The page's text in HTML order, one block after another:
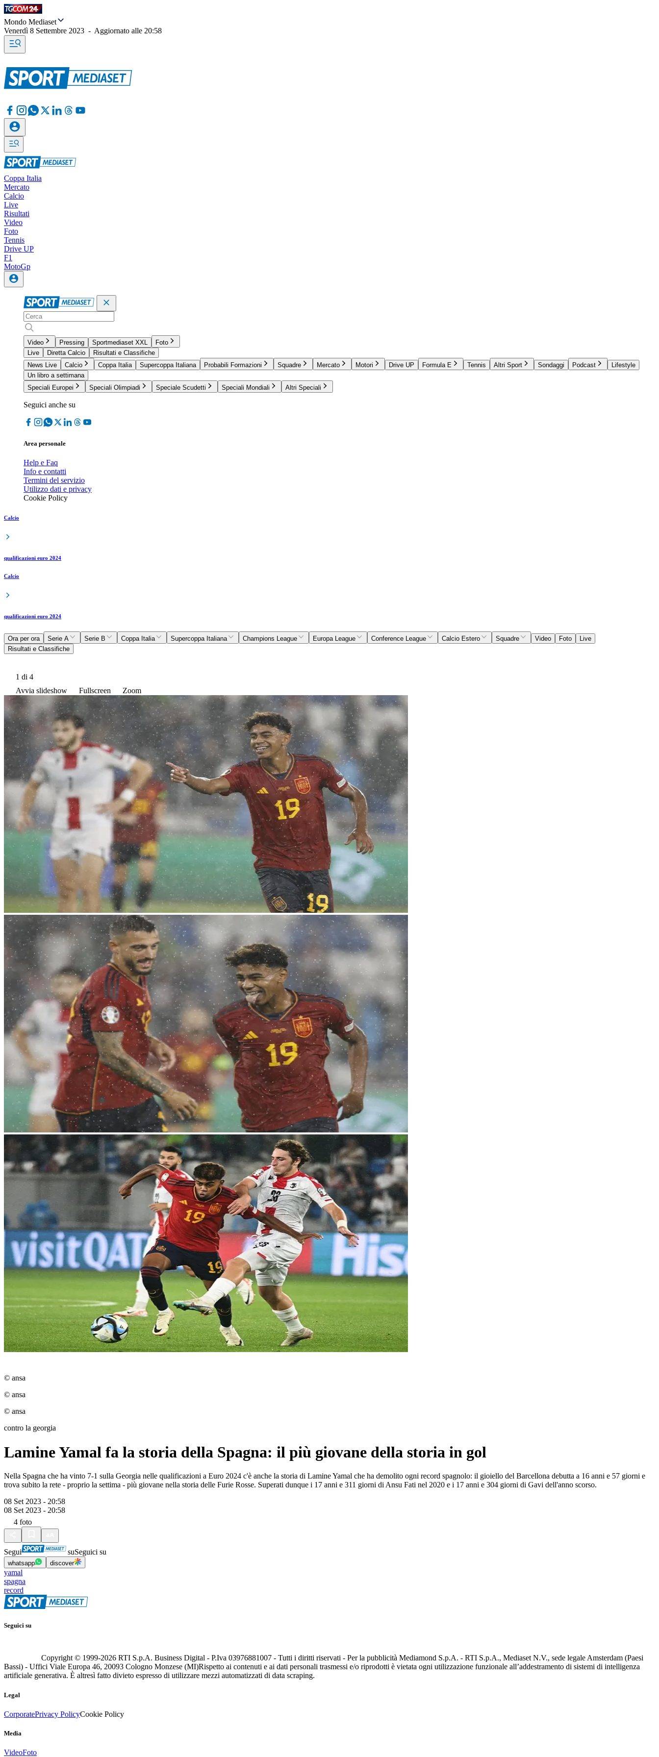
Mondo Mediaset
Venerdì 8 Settembre 2023 - Aggiornato alle 20:58
Coppa Italia
Mercato
Calcio
Live
Risultati
Video
Foto
Tennis
Drive UP
F1
MotoGp
Video Pressing Sportmediaset XXL
Foto
Live
Diretta Calcio
Risultati e Classifiche
News Live
Calcio Coppa Italia Supercoppa Italiana Probabili Formazioni Squadre Mercato Motori Drive UP Formula E Tennis Altri Sport Sondaggi Podcast
Lifestyle
Un libro a settimana
Speciali Europei
Speciali Olimpiadi Speciale Scudetti Speciali Mondiali Altri Speciali
Seguici anche su
Area personale
Help e Faq
Info e contatti
Termini del servizio
Utilizzo dati e privacy
Cookie Policy
Calcio
qualificazioni euro 2024
Calcio
qualificazioni euro 2024
Ora per ora Serie A Serie B Coppa Italia Supercoppa Italiana Champions League Europa League Conference League Calcio Estero Squadre Video Foto
Live
Risultati e Classifiche
1 di 4
Avvia slideshow
Fullscreen Zoom
© ansa
© ansa
© ansa
contro la georgia
Lamine Yamal fa la storia della Spagna: il più giovane della storia in gol
Nella Spagna che ha vinto 7-1 sulla Georgia nelle qualificazioni a Euro 2024 c'è anche la storia di Lamine Yamal che ha demolito ogni record spagnolo: il gioiello del Barcellona debutta a 16 anni e 57 giorni e
trova subito la rete - proprio la settima - più giovane nella storia delle Furie Rosse. Superati dunque i 17 anni e 311 giorni di Ansu Fati nel 2020 e i 17 anni e 304 giorni di Gavi dell'anno scorso.
08 Set 2023 - 20:58
08 Set 2023 - 20:58
4 foto
Segui suSeguici su
whatsapp discover
yamal
spagna
record
Seguici su
Copyright © 1999-2026 RTI S.p.A. Business Digital - P.Iva 03976881007 - Tutti i diritti riservati - Per la pubblicità Mediamond S.p.A. - RTI S.p.A., Mediaset N.V., sede legale Amsterdam (Paesi
Bassi) - Uffici Viale Europa 46, 20093 Cologno Monzese (MI)Rispetto ai contenuti e ai dati personali trasmessi e/o riprodotti è vietata ogni utilizzazione funzionale all’addestramento di sistemi di intelligenza
artificiale generativa. È altresì fatto divieto espresso di utilizzare mezzi automatizzati di data scraping.
Legal
CorporatePrivacy PolicyCookie Policy
Media
VideoFoto